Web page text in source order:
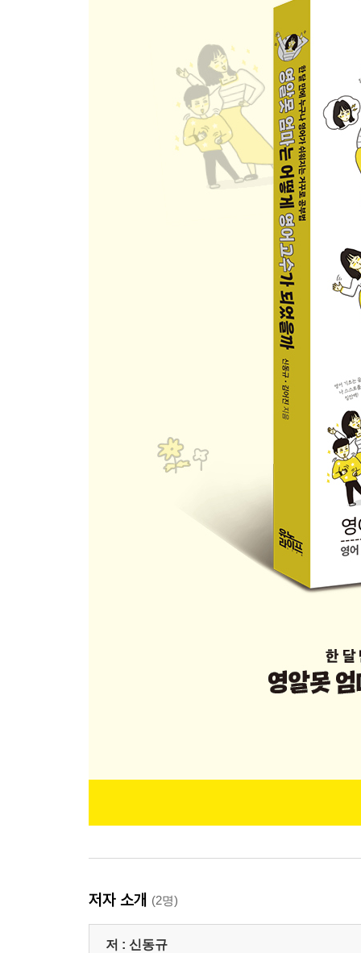
저자 소개 (2명)
저 : 신동규